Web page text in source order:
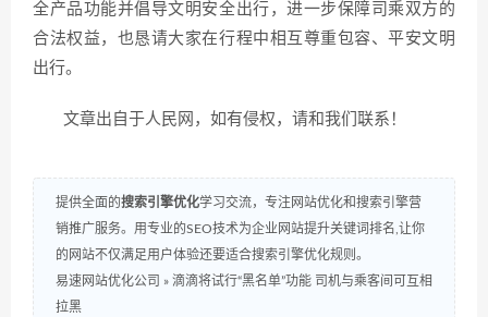
全产品功能并倡导文明安全出行，进一步保障司乘双方的
合法权益，也恳请大家在行程中相互尊重包容、平安文明
出行。
文章出自于人民网，如有侵权，请和我们联系！
提供全面的搜索引擎优化学习交流，专注网站优化和搜索引擎营
销推广服务。用专业的SEO技术为企业网站提升关键词排名,让你
的网站不仅满足用户体验还要适合搜索引擎优化规则。
易速网站优化公司 » 滴滴将试行“黑名单”功能 司机与乘客间可互相
拉黑